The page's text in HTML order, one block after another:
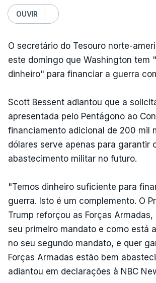
OUVIR
O secretário do Tesouro norte-
este domingo que Washington tem
dinheiro" para financiar a guerra
Scott Bessent adiantou que a
apresentada pelo Pentágono ao
financiamento adicional de 200 mil
dólares serve apenas para garantir
abastecimento militar no futuro.
"Temos dinheiro suficiente para
guerra. Isto é um complemento. O
Trump reforçou as Forças
seu primeiro mandato e como está
no seu segundo mandato, e quer
Forças Armadas estão bem
adiantou em declarações à NBC